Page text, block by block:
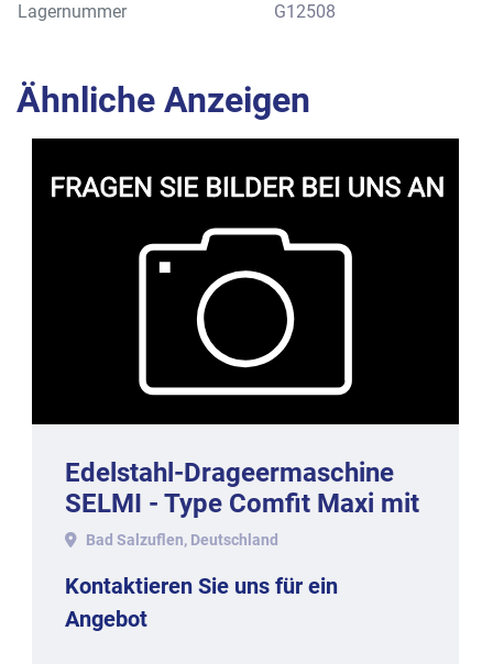
Lagernummer
G12508
Ähnliche Anzeigen
Edelstahl-Drageermaschine
SELMI - Type Comfit Maxi mit
ca. 50-60 kg. Inhalt, 2017.
Bad Salzuflen, Deutschland
Kontaktieren Sie uns für ein
Angebot